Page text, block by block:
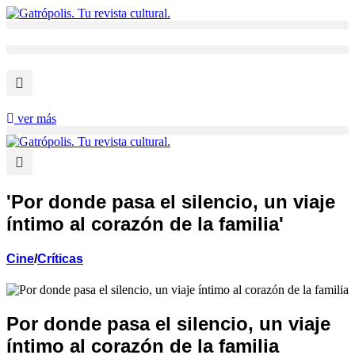
Ir
ver más
'Por donde pasa el silencio, un viaje
íntimo al corazón de la familia'
Cine/Críticas
Por donde pasa el silencio, un viaje
íntimo al corazón de la familia